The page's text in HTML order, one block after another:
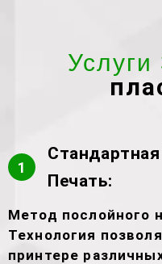
Услуги
1
Печать:
Метод послойного
Технология
принтере